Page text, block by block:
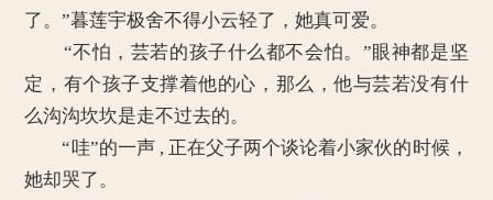
了。”暮莲宇极舍不得小云轻了，她真可爱。
“不怕，芸若的孩子什么都不会怕。”眼神都是坚
定，有个孩子支撑着他的心，那么，他与芸若没有什
么沟沟坎坎是走不过去的。
“哇”的一声 , 正在父子两个谈论着小家伙的时候，
她却哭了。